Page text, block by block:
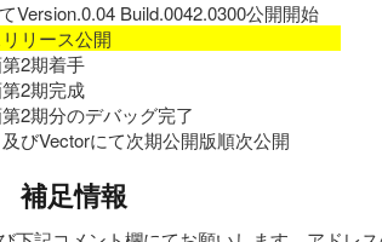
Version.0.04 Build.0042.0300公開開始
リース公開
2期着手
2期完成
2期分のデバッグ完了
びVectorにて次期公開版順次公開
補足情報